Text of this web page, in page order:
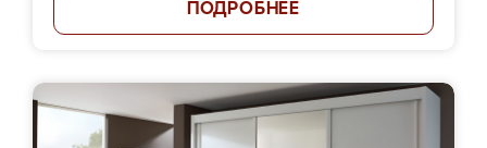
ПОДРОБНЕЕ